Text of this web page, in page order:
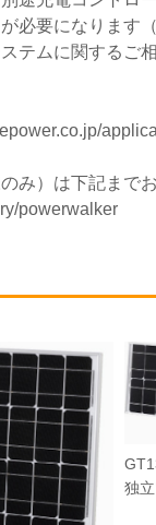
必要になります
テムに関するご
み）は下記まで
powerwalker
独